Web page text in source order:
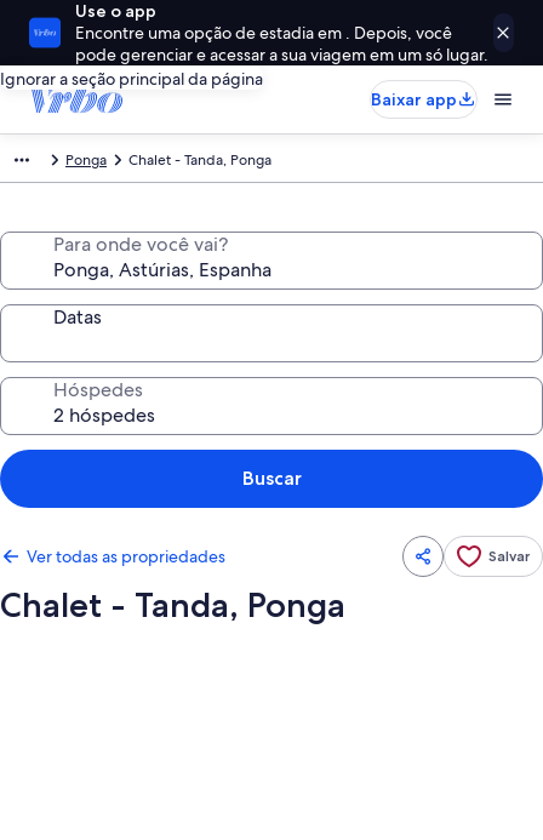
Use o app
Encontre uma opção de estadia em . Depois, você
pode gerenciar e acessar a sua viagem em um só lugar.
Ignorar a seção principal da página
Baixar app
Ponga Chalet - Tanda, Ponga
Para onde você vai?
Datas
Hóspedes
Buscar
Ver todas as propriedades Salvar
Chalet - Tanda, Ponga